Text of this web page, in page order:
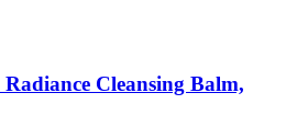
Radiance Cleansing Balm,